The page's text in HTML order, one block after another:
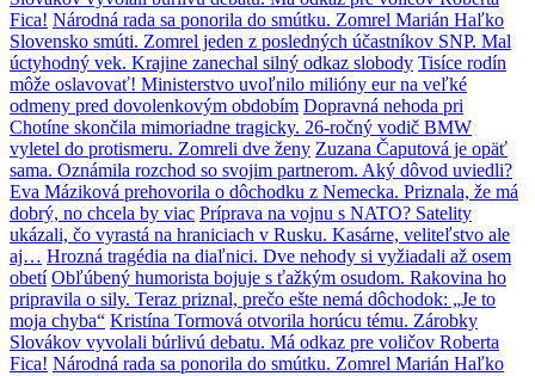
Fica! Národná rada sa ponorila do smútku. Zomrel Marián Haľko
Slovensko smúti. Zomrel jeden z posledných účastníkov SNP. Mal
úctyhodný vek. Krajine zanechal silný odkaz slobody Tisíce rodín
môže oslavovať! Ministerstvo uvoľnilo milióny eur na veľké
odmeny pred dovolenkovým obdobím Dopravná nehoda pri
Chotíne skončila mimoriadne tragicky. 26-ročný vodič BMW
vyletel do protismeru. Zomreli dve ženy Zuzana Čaputová je opäť
sama. Oznámila rozchod so svojim partnerom. Aký dôvod uviedli?
Eva Máziková prehovorila o dôchodku z Nemecka. Priznala, že má
dobrý, no chcela by viac Príprava na vojnu s NATO? Satelity
ukázali, čo vyrastá na hraniciach v Rusku. Kasárne, veliteľstvo ale
aj… Hrozná tragédia na diaľnici. Dve nehody si vyžiadali až osem
obetí Obľúbený humorista bojuje s ťažkým osudom. Rakovina ho
pripravila o sily. Teraz priznal, prečo ešte nemá dôchodok: „Je to
moja chyba“ Kristína Tormová otvorila horúcu tému. Zárobky
Slovákov vyvolali búrlivú debatu. Má odkaz pre voličov Roberta
Fica! Národná rada sa ponorila do smútku. Zomrel Marián Haľko